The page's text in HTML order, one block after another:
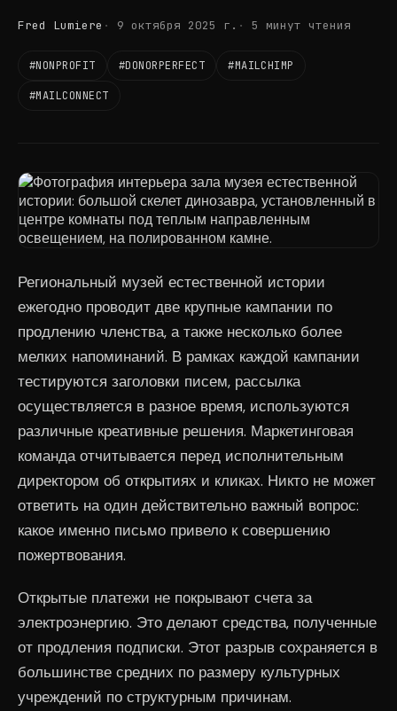
Fred Lumiere 9 октября 2025 г. 5 минут чтения
#NONPROFIT #DONORPERFECT #MAILCHIMP
#MAILCONNECT
Региональный музей естественной истории
ежегодно проводит две крупные кампании по
продлению членства, а также несколько более
мелких напоминаний. В рамках каждой кампании
тестируются заголовки писем, рассылка
осуществляется в разное время, используются
различные креативные решения. Маркетинговая
команда отчитывается перед исполнительным
директором об открытиях и кликах. Никто не может
ответить на один действительно важный вопрос:
какое именно письмо привело к совершению
пожертвования.
Открытые платежи не покрывают счета за
электроэнергию. Это делают средства, полученные
от продления подписки. Этот разрыв сохраняется в
большинстве средних по размеру культурных
учреждений по структурным причинам.